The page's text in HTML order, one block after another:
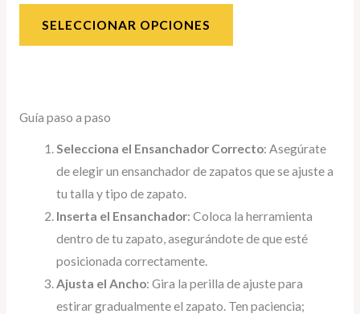
SELECCIONAR OPCIONES
Guía paso a paso
Selecciona el Ensanchador Correcto: Asegúrate
de elegir un ensanchador de zapatos que se ajuste a
tu talla y tipo de zapato.
Inserta el Ensanchador: Coloca la herramienta
dentro de tu zapato, asegurándote de que esté
posicionada correctamente.
Ajusta el Ancho: Gira la perilla de ajuste para
estirar gradualmente el zapato. Ten paciencia;